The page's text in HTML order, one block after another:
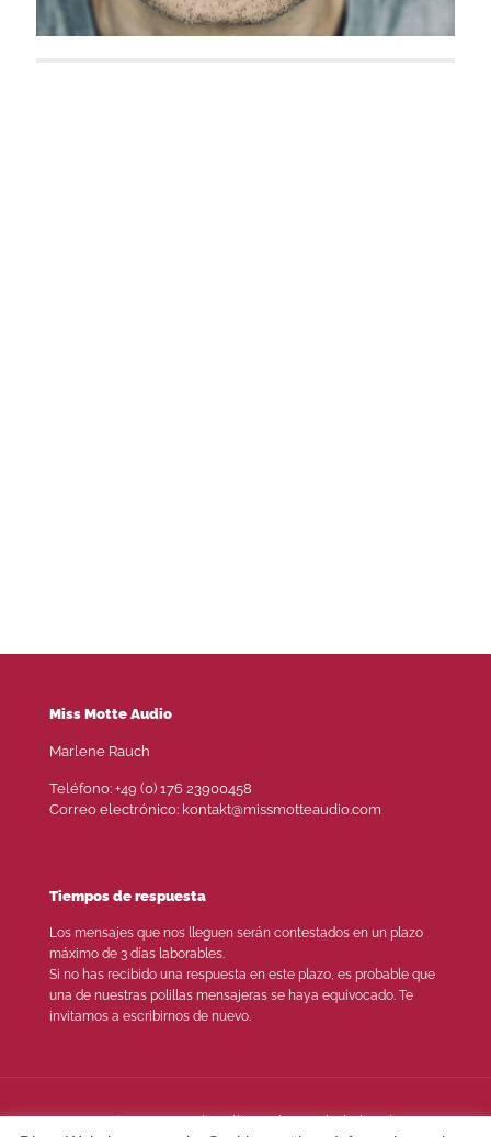
Miss Motte Audio
Marlene Rauch
Teléfono: +49 (0) 176 23900458
Correo electrónico: kontakt@missmotteaudio.com
Tiempos de respuesta
Los mensajes que nos lleguen serán contestados en un plazo
máximo de 3 días laborables.
Si no has recibido una respuesta en este plazo, es probable que
una de nuestras polillas mensajeras se haya equivocado. Te
invitamos a escribirnos de nuevo.
© 2022 Miss Motte Audio. Alle Rechte vorbehalten |Pie de